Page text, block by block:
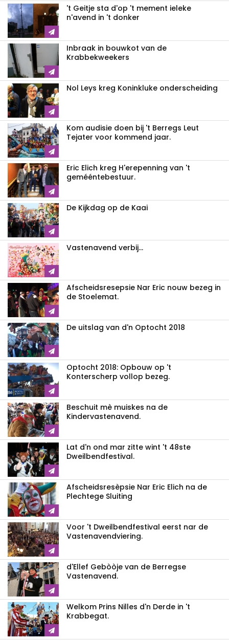
't Geitje sta d'op 't mement ieleke
n'avend in 't donker
Inbraak in bouwkot van de
Krabbekweekers
Nol Leys kreg Koninkluke onderscheiding
Kom audisie doen bij 't Berregs Leut
Tejater voor kommend jaar.
Eric Elich kreg H'erepenning van 't
gemééntebestuur.
De Kijkdag op de Kaai
Vastenavend verbij...
Afscheidsresepsie Nar Eric nouw bezeg in
de Stoelemat.
De uitslag van d'n Optocht 2018
Optocht 2018: Opbouw op 't
Konterscherp vollop bezeg.
Beschuit mè muiskes na de
Kindervastenavend.
Lat d'n ond mar zitte wint 't 48ste
Dweilbendfestival.
Afscheidsresèpsie Nar Eric Elich na de
Plechtege Sluiting
Voor 't Dweilbendfestival eerst nar de
Vastenavendviering.
d'Ellef Gebòòje van de Berregse
Vastenavend.
Welkom Prins Nilles d'n Derde in 't
Krabbegat.